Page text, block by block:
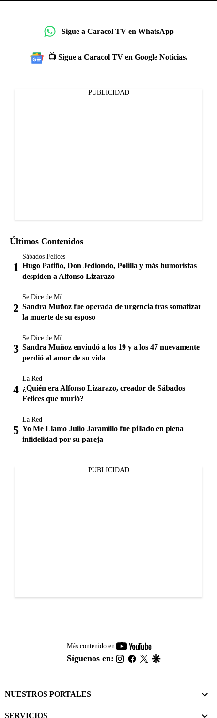
Sigue a Caracol TV en WhatsApp
📺 Sigue a Caracol TV en Google Noticias.
PUBLICIDAD
Últimos Contenidos
Sábados Felices
Hugo Patiño, Don Jediondo, Polilla y más humoristas
despiden a Alfonso Lizarazo
Se Dice de Mí
Sandra Muñoz fue operada de urgencia tras somatizar
la muerte de su esposo
Se Dice de Mí
Sandra Muñoz enviudó a los 19 y a los 47 nuevamente
perdió al amor de su vida
La Red
¿Quién era Alfonso Lizarazo, creador de Sábados
Felices que murió?
La Red
Yo Me Llamo Julio Jaramillo fue pillado en plena
infidelidad por su pareja
PUBLICIDAD
Más contenido en
youtube-
footer
Síguenos en: instagram
facebook
twitter
NUESTROS PORTALES
SERVICIOS